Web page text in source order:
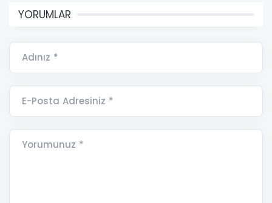
YORUMLAR
Adınız *
E-Posta Adresiniz *
Yorumunuz *